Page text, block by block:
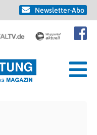
Newsletter-Abo